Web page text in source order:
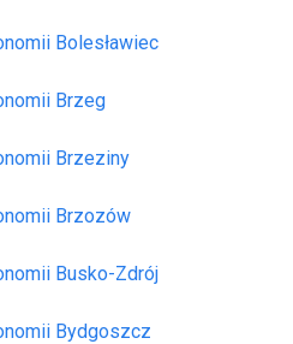
Bolesławiec
Brzeg
Brzeziny
Brzozów
Busko-Zdrój
Bydgoszcz